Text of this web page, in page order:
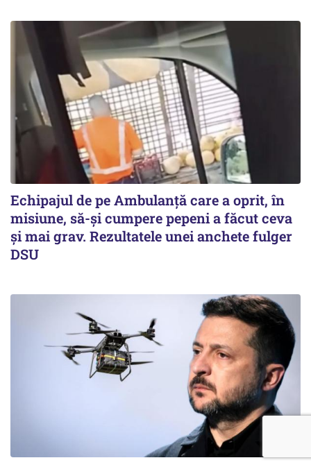
Echipajul de pe Ambulanță care a oprit, în
misiune, să-și cumpere pepeni a făcut ceva
și mai grav. Rezultatele unei anchete fulger
DSU